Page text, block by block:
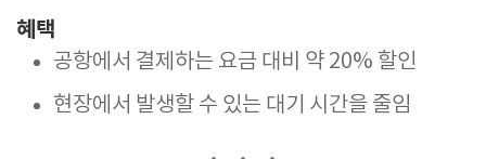
혜택
공항에서 결제하는 요금 대비 약 20% 할인
현장에서 발생할 수 있는 대기 시간을 줄임